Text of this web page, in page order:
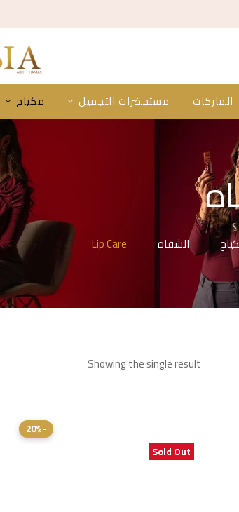
الماركات مستحضرات التجميل مكياج
الشفاه Lip Care
Showing the single result
-20%
Sold Out